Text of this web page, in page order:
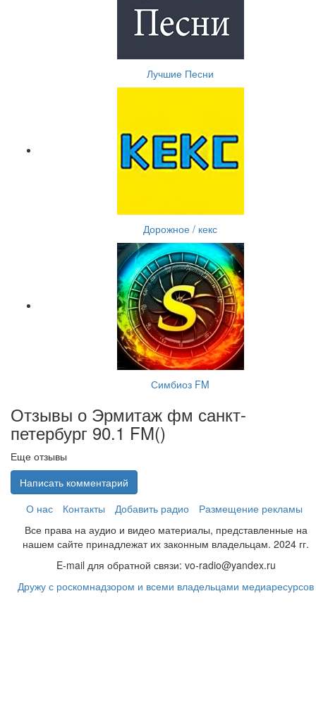
Лучшие Песни
Дорожное / кекс
Симбиоз FM
Отзывы о Эрмитаж фм санкт-
петербург 90.1 FM()
Еще отзывы
Написать комментарий
О нас
Контакты Добавить радио
Размещение рекламы
Все права на аудио и видео материалы, представленные на
нашем сайте принадлежат их законным владельцам. 2024 гг.
E-mail для обратной связи: vo-radio@yandex.ru
Дружу с роскомнадзором и всеми владельцами медиаресурсов